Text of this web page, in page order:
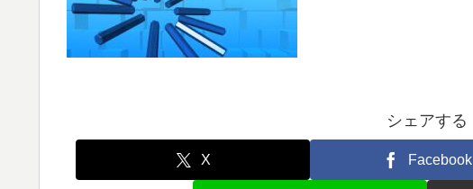
シェアする
X Facebook